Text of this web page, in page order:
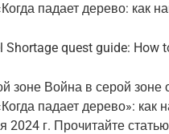
падает дерево: как
зоне Война в серой зоне
падает дерево»: как
г. Прочитайте